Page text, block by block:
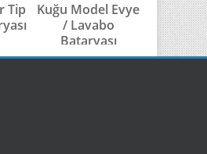
Tip
Kuğu Model Evye
/ Lavabo
Bataryası
Kuğu
Model
Banyo